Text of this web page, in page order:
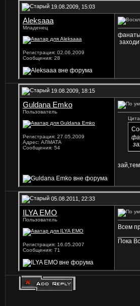
19.08.2009, 15:03
Aleksaaa
Младенец
Регистрация: 02.06.2009
Сообщения: 28
19.08.2009, 18:15
Guldana Emko
Пользователь
Регистрация: 27.05.2009
Адрес: АЛМАТА
Сообщения: 54
05.08.2011, 22:33
ILYA EMO
Пользователь
Регистрация: 16.05.2007
Сообщения: 71
Всем
Пока